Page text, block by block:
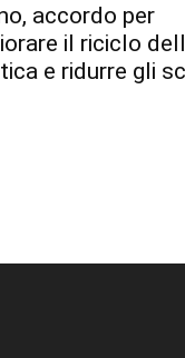
accordo per
il riciclo
e ridurre gli